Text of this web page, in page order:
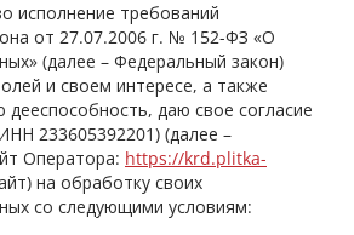
исполнение требований
от 27.07.2006 г. № 152-ФЗ «О
(далее – Федеральный закон)
и своем интересе, а также
даю свое согласие
233605392201) (далее –
Оператора: https://krd.plitka-
на обработку своих
со следующими условиям: